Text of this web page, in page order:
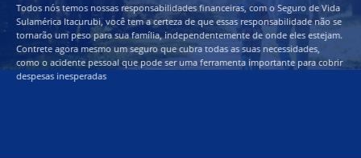
Todos nós temos nossas responsabilidades financeiras, com o Seguro de Vida
Sulamérica Itacurubi, você tem a certeza de que essas responsabilidade não se
tornarão um peso para sua família, independentemente de onde eles estejam.
Contrete agora mesmo um seguro que cubra todas as suas necessidades,
como o acidente pessoal que pode ser uma ferramenta importante para cobrir
despesas inesperadas